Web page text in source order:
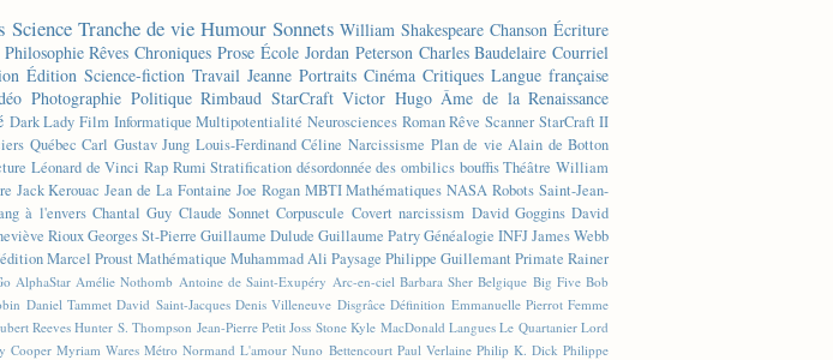
Science Tranche de vie Humour Sonnets William Shakespeare Chanson Écriture
Philosophie Rêves Chroniques Prose École Jordan Peterson Charles Baudelaire Courriel
Édition Science-fiction Travail Jeanne Portraits Cinéma Critiques Langue française
Photographie Politique Rimbaud StarCraft Victor Hugo Âme de la Renaissance
Dark Lady Film Informatique Multipotentialité Neurosciences Roman Rêve Scanner StarCraft II
Québec Carl Gustav Jung Louis-Ferdinand Céline Narcissisme Plan de vie Alain de Botton
Léonard de Vinci Rap Rumi Stratification désordonnée des ombilics bouffis Théâtre William
Jack Kerouac Jean de La Fontaine Joe Rogan MBTI Mathématiques NASA Robots Saint-Jean-
à l'envers Chantal Guy Claude Sonnet Corpuscule Covert narcissism David Goggins David
RiouxGeorges St-Pierre Guillaume Dulude Guillaume PatryGénéalogie INFJJames Webb
Marcel Proust Mathématique Muhammad Ali Paysage Philippe Guillemant Primate Rainer
AlphaStar Amélie Nothomb Antoine de Saint-Exupéry Arc-en-ciel Barbara Sher Belgique Big Five Bob
Daniel Tammet David Saint-Jacques Denis Villeneuve Disgrâce Définition Emmanuelle Pierrot Femme
Reeves Hunter S. Thompson Jean-Pierre Petit Joss Stone Kyle MacDonald Langues Le Quartanier Lord
Cooper Myriam Wares Métro Normand L'amour Nuno Bettencourt Paul Verlaine Philip K. Dick Philippe